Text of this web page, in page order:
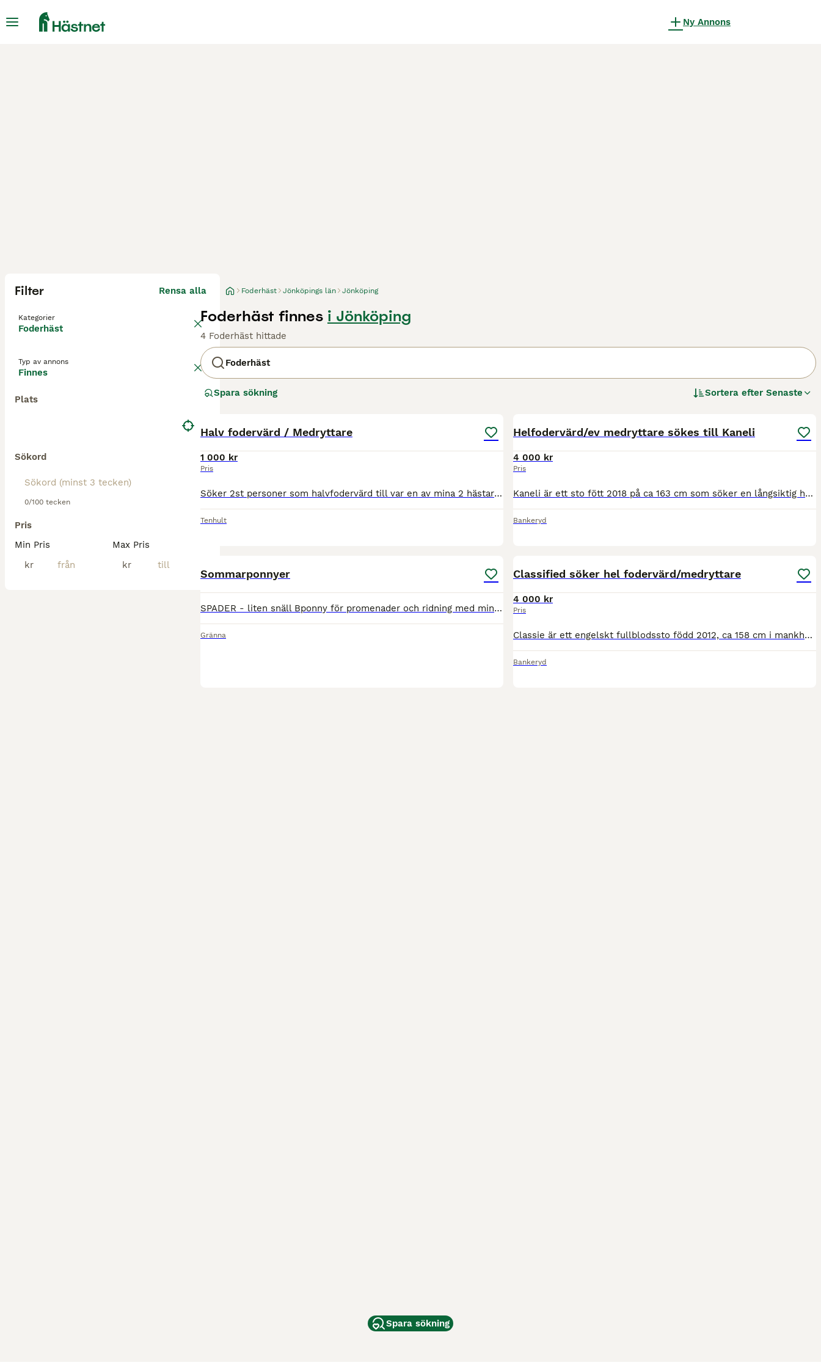
Ny Annons
Filter Rensa alla
Kategorier
Foderhäst
Typ av annons
Finnes
Plats
Sökord
0/100 tecken
Pris
Min Pris
kr
Max Pris
kr
Foderhäst Jönköpings län Jönköping
Foderhäst finnes i Jönköping
4 Foderhäst hittade
Foderhäst
Spara sökning Sortera efter Senaste
Halv fodervärd / Medryttare
1 000 kr
Pris
Söker 2st personer som halvfodervärd till var en av mina 2 hästar ca 3 dagar i veckan möjlighet till extradagar finns om man känner att man vill åka extra. ☺️ Vill man åka mindre dagar kan medryttare
Tenhult
Helfodervärd/ev medryttare sökes till Kaneli
4 000 kr
Pris
Kaneli är ett sto fött 2018 på ca 163 cm som söker en långsiktig helfodervärd. Hon är en trevlig och allsidig häst med egen personlighet. Under ridning är hon positiv, känslig och arbetsvillig och up
Bankeryd
Sommarponnyer
SPADER - liten snäll Bponny för promenader och ridning med mindre barn, mkt trevlig 18/6-1/8 5000:- inkl skoning, försäkring o utrustning . REGENT Uthyrd- BAROON- Uthyrd HERCULES -Uthyrd Alla fin
Gränna
Classified söker hel fodervärd/medryttare
4 000 kr
Pris
Classie är ett engelskt fullblodssto född 2012, ca 158 cm i mankhöjd. Hon är en pigg och känslig häst med mycket personlighet och söker nu en trygg, rutinerad person som vill ha en häst att utvecklas
Bankeryd
Spara sökning